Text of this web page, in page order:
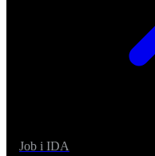
Job i IDA